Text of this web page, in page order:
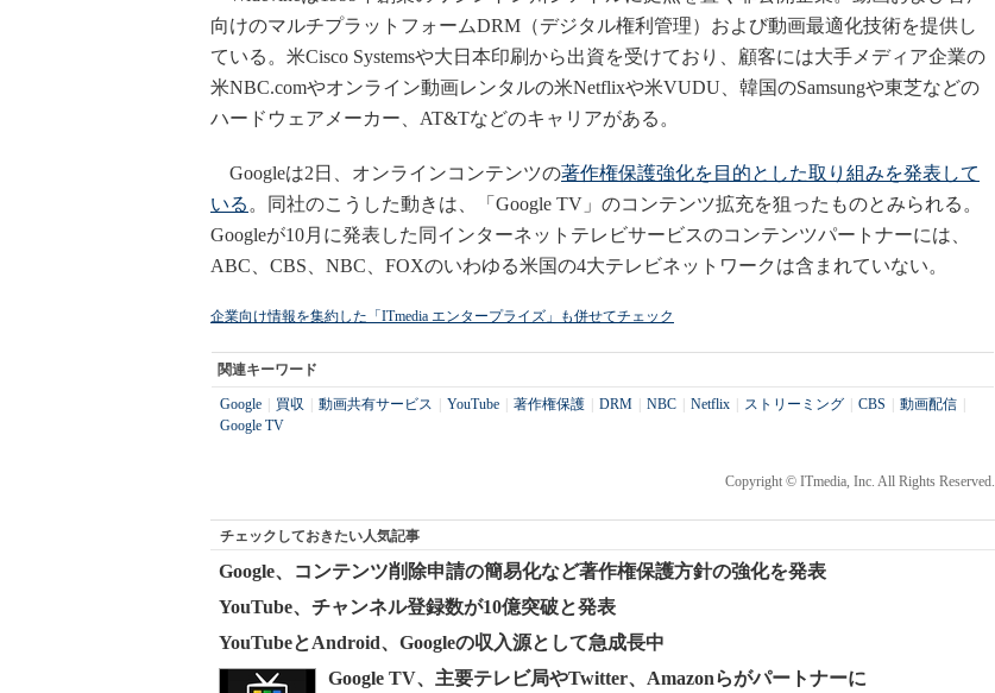
向けのマルチプラットフォームDRM（デジタル権利管理）および動画最適化技術を提供し
ている。米Cisco Systemsや大日本印刷から出資を受けており、顧客には大手メディア企業の
米NBC.comやオンライン動画レンタルの米Netflixや米VUDU、韓国のSamsungや東芝などの
ハードウェアメーカー、AT&Tなどのキャリアがある。
Googleは2日、オンラインコンテンツの著作権保護強化を目的とした取り組みを発表して
いる 。同社のこうした動きは、「Google TV」のコンテンツ拡充を狙ったものとみられる。
Googleが10月に発表した同インターネットテレビサービスのコンテンツパートナーには、
ABC、CBS、NBC、FOXのいわゆる米国の4大テレビネットワークは含まれていない。
企業向け情報を集約した「ITmedia エンタープライズ」も併せてチェック
関連キーワード
Google 買収 動画共有サービス YouTube 著作権保護 DRM NBC Netflix ストリーミング CBS 動画配信
Google TV
Copyright © ITmedia, Inc. All Rights Reserved.
チェックしておきたい人気記事
Google、コンテンツ削除申請の簡易化など著作権保護方針の強化を発表
YouTube、チャンネル登録数が10億突破と発表
YouTubeとAndroid、Googleの収入源として急成長中
Google TV、主要テレビ局やTwitter、Amazonらがパートナーに